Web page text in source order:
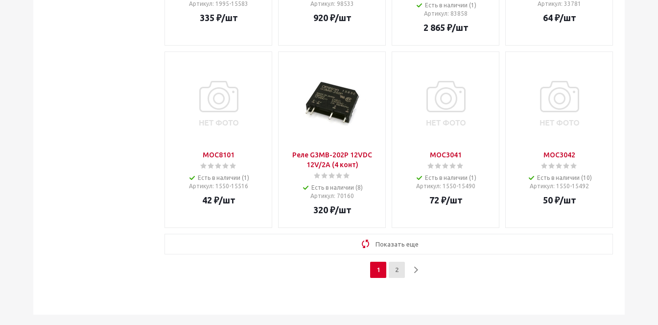
Артикул: 1995-15583
335 ₽/шт
Артикул: 98533
920₽/шт
Есть в наличии (1)
Артикул: 83858
2 865 ₽/шт
Артикул: 33781
64₽/шт
MOC8101
Есть в наличии (1)
Артикул: 1550-15516
42 ₽/шт
Реле G3MB-202P 12VDC
12V/2A (4 конт)
Есть в наличии (8)
Артикул: 70160
320₽/шт
MOC3041
Есть в наличии (1)
Артикул: 1550-15490
72 ₽/шт
MOC3042
Есть в наличии (10)
Артикул: 1550-15492
50₽/шт
Показать еще
1 2